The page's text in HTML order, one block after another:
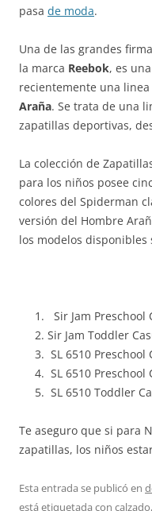
pasa de moda.
Una de las grandes
la marca Reebok, es
recientemente una
Araña. Se trata de una
zapatillas deportivas,
La colección de
para los niños posee
colores del Spiderman
versión del Hombre
los modelos disponibles
Sir Jam Preschool
Sir Jam Toddler
SL 6510 Preschool
SL 6510 Preschool
SL 6510 Toddler
Te aseguro que si para
zapatillas, los niños
Esta entrada se publicó en
está etiquetada con calzado,